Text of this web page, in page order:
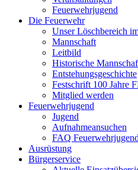
Feuerwehrjugend
Die Feuerwehr
Unser Löschbereich
Mannschaft
Leitbild
Historische
Entstehungsgeschichte
Festschrift 100 Jahre
Mitglied werden
Feuerwehrjugend
Jugend
Aufnahmeansuchen
FAQ Feuerwehrjugend
Ausrüstung
Bürgerservice